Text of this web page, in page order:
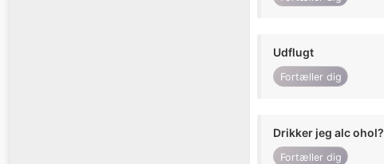
Udflugt
Fortæller dig
Drikker jeg alc ohol?
Fortæller dig